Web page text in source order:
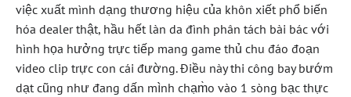
việc xuất mình dạng thương hiệu của khôn xiết phổ biến
hóa dealer thật, hầu hết làn da đình phân tách bài bác với
hình họa hưởng trực tiếp mang game thủ chu đáo đoạn
video clip trực con cái đường. Điều này thi công bay bướm
dạt cũng như đang dấn mình chạm̀o vào 1 sòng bạc thực